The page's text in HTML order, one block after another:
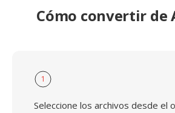
Cómo convertir de
1
Seleccione los archivos desde el